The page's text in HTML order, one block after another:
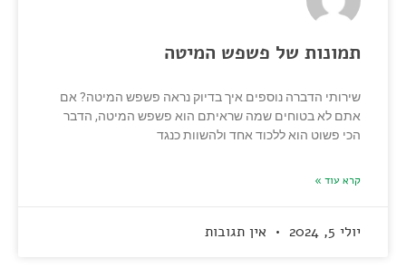
תמונות של פשפש המיטה
שירותי הדברה נוספים איך בדיוק נראה פשפש המיטה? אם
אתם לא בטוחים שמה שראיתם הוא פשפש המיטה, הדבר
הכי פשוט הוא ללכוד אחד ולהשוות כנגד
קרא עוד »
יולי 5, 2024 אין תגובות